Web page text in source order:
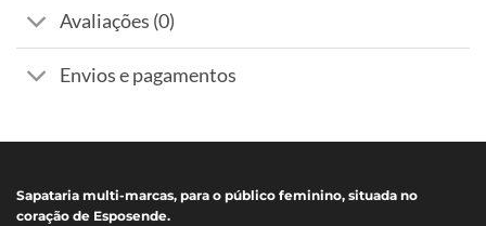
Avaliações (0)
Envios e pagamentos
Sapataria multi-marcas, para o público feminino, situada no
coração de Esposende.